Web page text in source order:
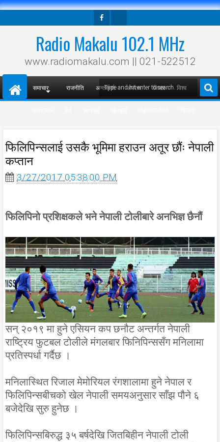
Radio Makalu 102.1 MHz
www.radiomakalu.com || 021-522512
समाचार राजनीति अन्तर्वार्ता अपराध विचार विश्व
फिलिपिन्सलाई उसकै भूमिमा हराउन अतूर छौंः नेपाली
कप्तान
3/27/2017 05:38:00 PM
फिलिपिनो प्रशिक्षकले भने नेपाली टोलीबारे अनभिज्ञ छैनौं
सन् २०१९ मा हुने एसियन कप छनौट अन्तर्गत नेपाली
राष्ट्रिय फुटबल टोलीले मंगलबार फिनिपिन्ससँग मनिलामा
प्रतिस्पर्धा गर्दैछ ।
मनिलास्थित रिजाल मेमोरियल रंगशालामा हुने नेपाल र
फिलिपिन्सबीचको खेल नेपाली समयअनुसार साँझ पौने ६
बजेदेखि सुरु हुनेछ ।
फिलिपिन्सबिरुद्ध ३५ बर्षदेखि जितबिहीन नेपाली टोली